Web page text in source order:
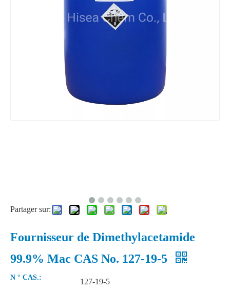
Partager sur:
Fournisseur de Dimethylacetamide
99.9% Mac CAS No. 127-19-5
N ° CAS.: 127-19-5